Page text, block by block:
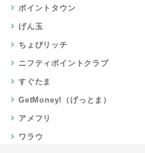
ポイントタウン
げん玉
ちょびリッチ
ニフティポイントクラブ
すぐたま
GetMoney!（げっとま）
アメフリ
ワラウ